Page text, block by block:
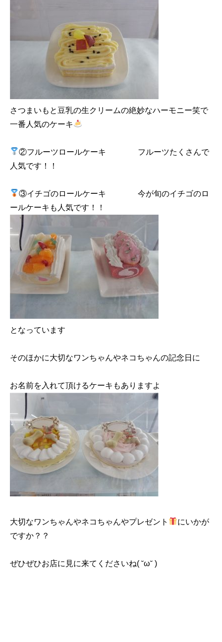
さつまいもと豆乳の生クリームの絶妙なハーモニー笑で
一番人気のケーキ
②フルーツロールケーキ フルーツたくさんで
人気です！！
③イチゴのロールケーキ 今が旬のイチゴのロ
ールケーキも人気です！！
となっています
そのほかに大切なワンちゃんやネコちゃんの記念日に
お名前を入れて頂けるケーキもありますよ
大切なワンちゃんやネコちゃんやプレゼント
にいかが
ですか？？
ぜひぜひお店に見に来てくださいね( ˘ω˘ )